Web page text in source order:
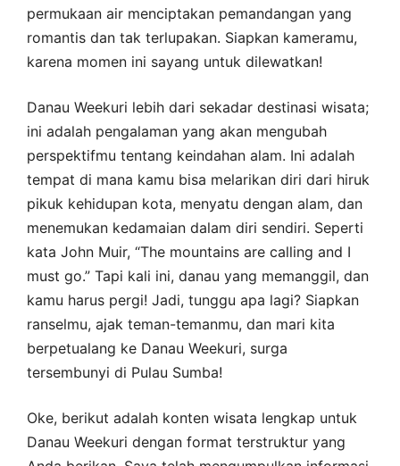
permukaan air menciptakan pemandangan yang
romantis dan tak terlupakan. Siapkan kameramu,
karena momen ini sayang untuk dilewatkan!
Danau Weekuri lebih dari sekadar destinasi wisata;
ini adalah pengalaman yang akan mengubah
perspektifmu tentang keindahan alam. Ini adalah
tempat di mana kamu bisa melarikan diri dari hiruk
pikuk kehidupan kota, menyatu dengan alam, dan
menemukan kedamaian dalam diri sendiri. Seperti
kata John Muir, “The mountains are calling and I
must go.” Tapi kali ini, danau yang memanggil, dan
kamu harus pergi! Jadi, tunggu apa lagi? Siapkan
ranselmu, ajak teman-temanmu, dan mari kita
berpetualang ke Danau Weekuri, surga
tersembunyi di Pulau Sumba!
Oke, berikut adalah konten wisata lengkap untuk
Danau Weekuri dengan format terstruktur yang